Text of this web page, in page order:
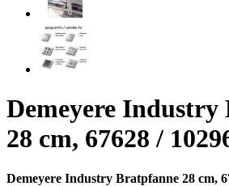
Demeyere
28 cm, 67628 /
Demeyere Industry Bratpfanne 28 cm,